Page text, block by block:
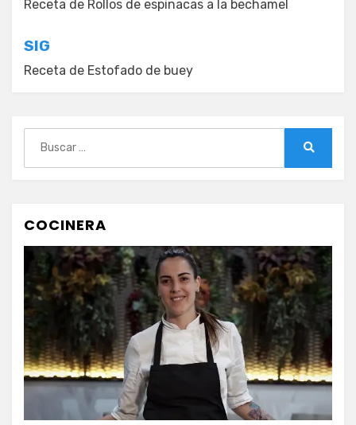
de
entradas
Receta de Rollos de espinacas a la bechamel
SIG
Receta de Estofado de buey
COCINERA